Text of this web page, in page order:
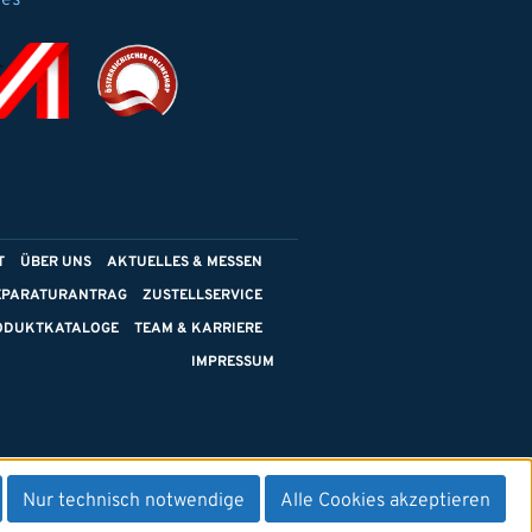
ÜBER UNS
AKTUELLES & MESSEN
ZUSTELLSERVICE
TEAM & KARRIERE
IMPRESSUM
Nur technisch notwendige Alle Cookies akzeptieren